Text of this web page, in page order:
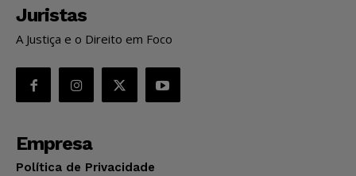
Juristas
A Justiça e o Direito em Foco
Empresa
Política de Privacidade